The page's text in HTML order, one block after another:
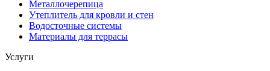
Металлочерепица
Утеплитель для кровли и стен
Водосточные системы
Материалы для террасы
Услуги